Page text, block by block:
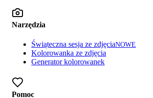
Narzędzia
Świąteczna sesja ze zdjęciaNOWE
Kolorowanka ze zdjęcia
Generator kolorowanek
Pomoc